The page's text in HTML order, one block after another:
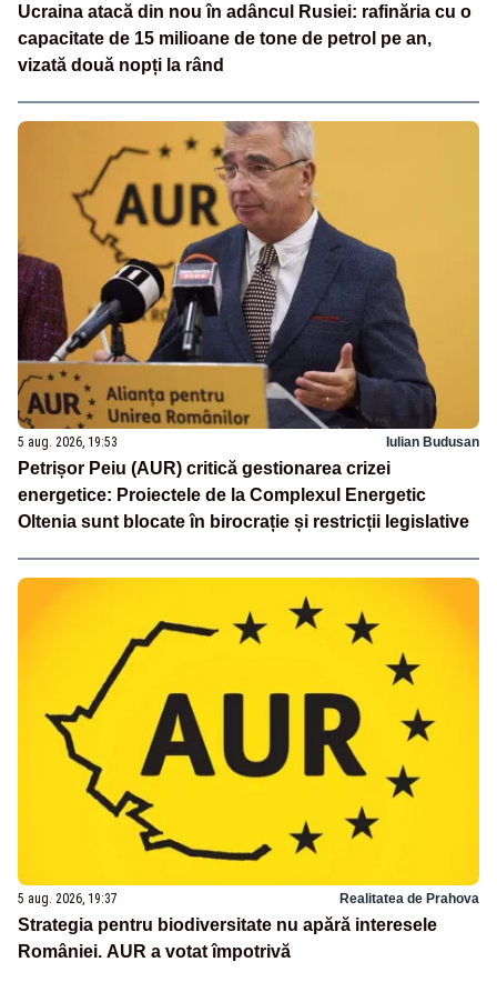
Ucraina atacă din nou în adâncul Rusiei: rafinăria cu o
capacitate de 15 milioane de tone de petrol pe an,
vizată două nopți la rând
5 aug. 2026, 19:53 Iulian Budusan
Petrișor Peiu (AUR) critică gestionarea crizei
energetice: Proiectele de la Complexul Energetic
Oltenia sunt blocate în birocrație și restricții legislative
5 aug. 2026, 19:37 Realitatea de Prahova
Strategia pentru biodiversitate nu apără interesele
României. AUR a votat împotrivă